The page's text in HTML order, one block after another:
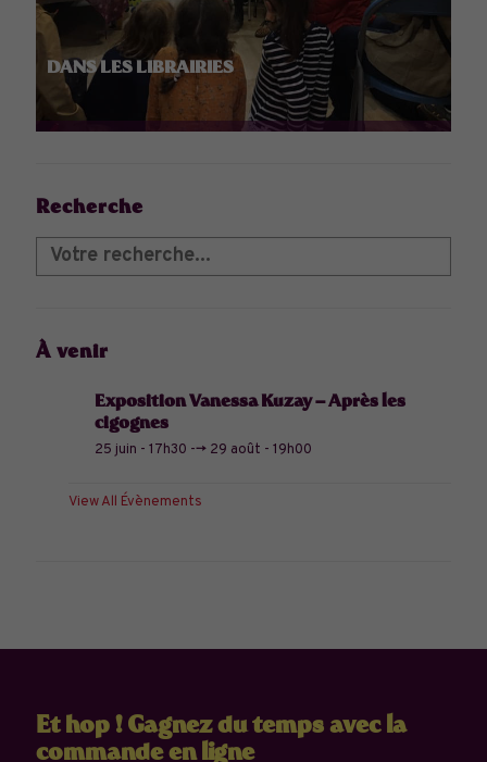
DANS LES LIBRAIRIES
Recherche
À venir
Exposition Vanessa Kuzay – Après les
cigognes
25 juin - 17h30 --> 29 août - 19h00
View All Évènements
Et hop ! Gagnez du temps avec la